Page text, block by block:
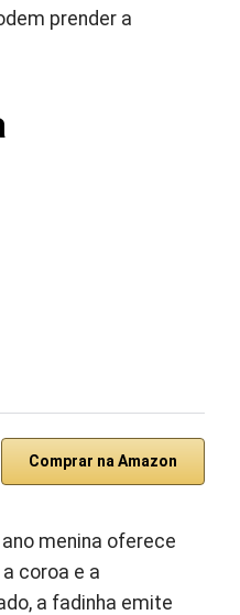
prender a
Comprar na Amazon
menina oferece
coroa e a
a fadinha emite